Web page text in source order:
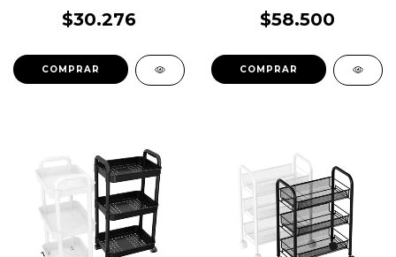
$30.276
COMPRAR
$58.500
COMPRAR